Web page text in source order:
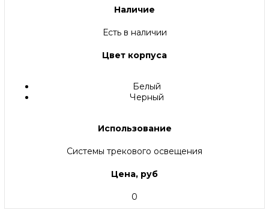
Наличие
Есть в наличии
Цвет корпуса
Белый
Черный
Использование
Системы трекового освещения
Цена, руб
0